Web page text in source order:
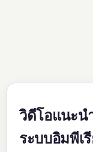
วิดีโอแนะน
ระบบอิมพีเ